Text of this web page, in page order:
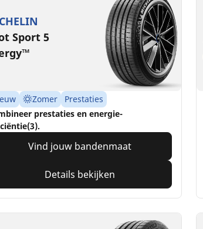
Sport 5
Zomer
Prestaties
prestaties en energie-
Vind jouw bandenmaat
Details bekijken